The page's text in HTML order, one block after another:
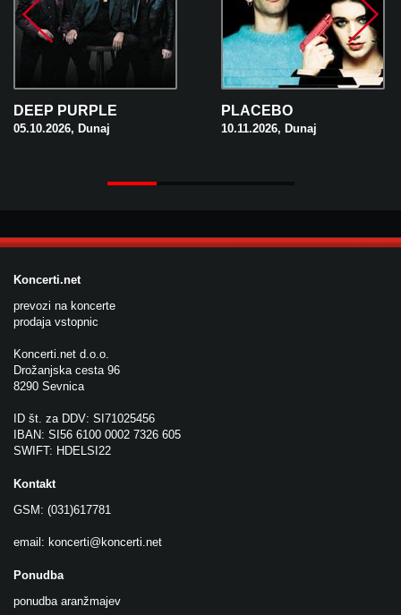
DEEP PURPLE
05.10.2026, Dunaj
PLACEBO
10.11.2026, Dunaj
Koncerti.net
prevozi na koncerte
prodaja vstopnic
Koncerti.net d.o.o.
Drožanjska cesta 96
8290 Sevnica
ID št. za DDV: SI71025456
IBAN: SI56 6100 0002 7326 605
SWIFT: HDELSI22
Kontakt
GSM: (031)617781
email: koncerti@koncerti.net
Ponudba
ponudba aranžmajev